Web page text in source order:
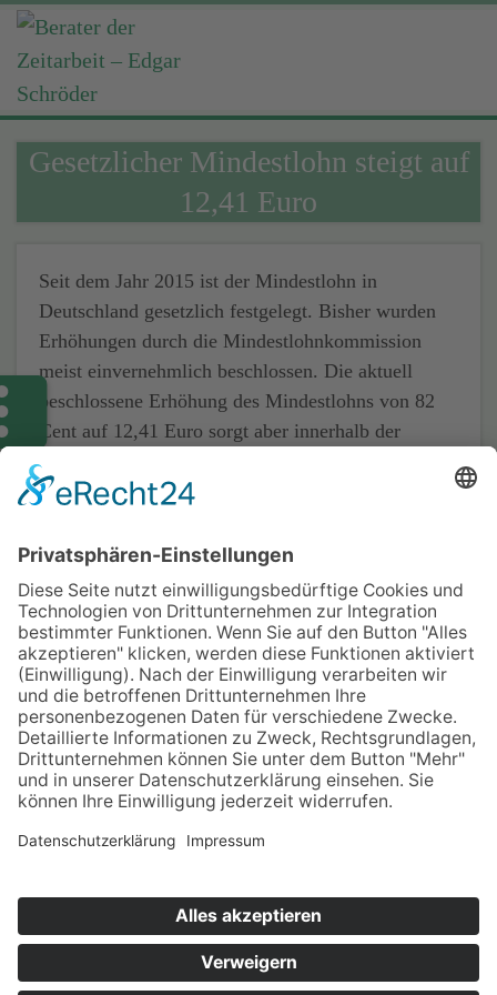
Gesetzlicher Mindestlohn steigt auf
12,41 Euro
Seit dem Jahr 2015 ist der Mindestlohn in
Deutschland gesetzlich festgelegt. Bisher wurden
Erhöhungen durch die Mindestlohnkommission
meist einvernehmlich beschlossen. Die aktuell
beschlossene Erhöhung des Mindestlohns von 82
Cent auf 12,41 Euro sorgt aber innerhalb der
Kommision für Spannungen zwischen Arbeitgeber-
und Gewerkschaftsvertretern.
Quelle: Frankfurter Allgemeine Zeitung / dpa
Home
Impressum
Datenschutz
Kontakt & Anfahrt
© 2025 Unternehmens­beratung für Personal­
dienstleister | Aktenprüfung & Revision,
Beratung, Controlling | Berater der Zeitarbeit –